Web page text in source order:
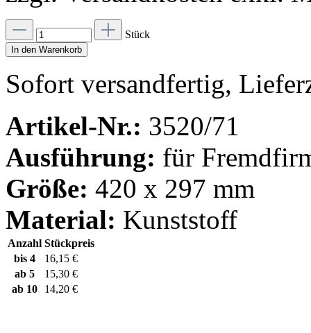
Stück
In den Warenkorb
Sofort versandfertig,
Artikel-Nr.: 3520/71
Ausführung: für
Größe: 420 x 297 mm
Material: Kunststoff
Anzahl Stückpreis
bis 4
16,15 €
ab 5
15,30 €
ab 10 14,20 €